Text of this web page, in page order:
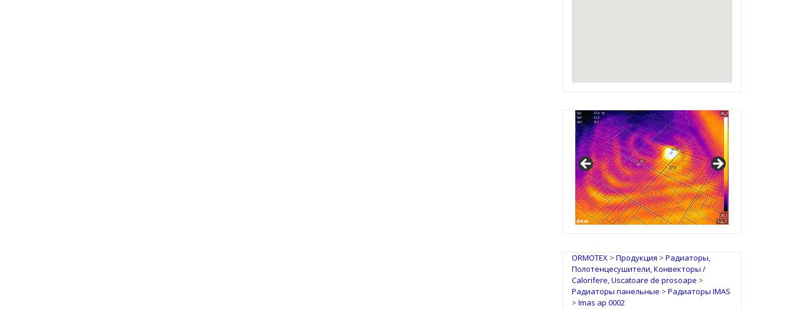
IRSAP Design Radiators
ORMOTEX> Продукция > Радиаторы,
Полотенцесушители, Конвекторы /
Calorifere, Uscatoare de prosoape >
Радиаторы панельные > Радиаторы IMAS
> Imas ap 0002